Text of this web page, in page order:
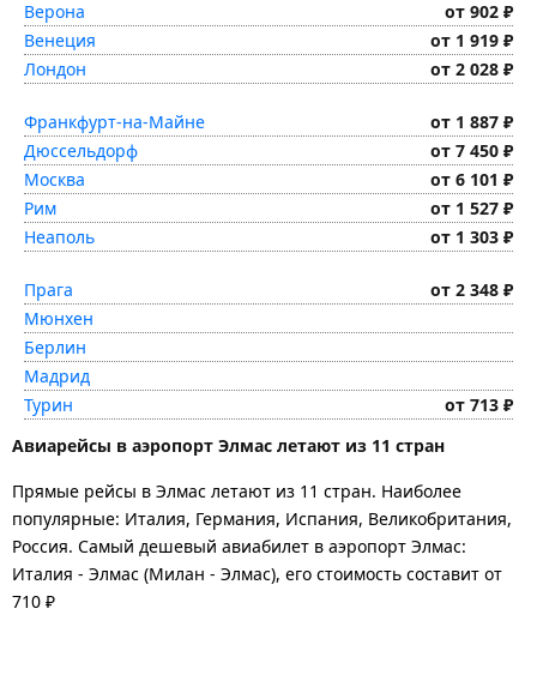
Верона
от 902 ₽
Венеция
от 1 919 ₽
Лондон
от 2 028 ₽
Франкфурт-на-Майне
от 1 887 ₽
Дюссельдорф
от 7 450 ₽
Москва
от 6 101 ₽
Рим
от 1 527 ₽
Неаполь
от 1 303 ₽
Прага
от 2 348 ₽
Мюнхен
Берлин
Мадрид
Турин
от 713 ₽
Авиарейсы в аэропорт Элмас летают из 11 стран
Прямые рейсы в Элмас летают из 11 стран. Наиболее
популярные: Италия, Германия, Испания, Великобритания,
Россия. Самый дешевый авиабилет в аэропорт Элмас:
Италия - Элмас (Милан - Элмас), его стоимость составит от
710 ₽